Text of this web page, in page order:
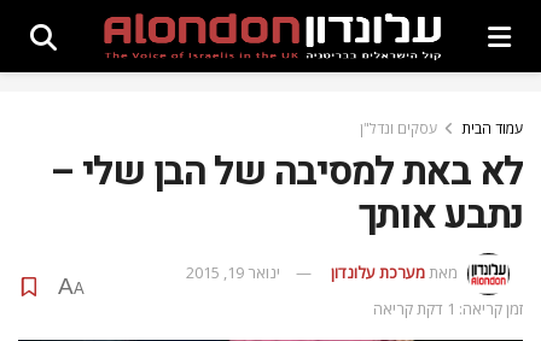
עמוד הבית עסקים ונדל"ן
לא באת למסיבה של הבן שלי –
נתבע אותך
מאתמערכת עלונדון
ינואר 19, 2015
זמן קריאה: 1 דקת קריאה
A
A